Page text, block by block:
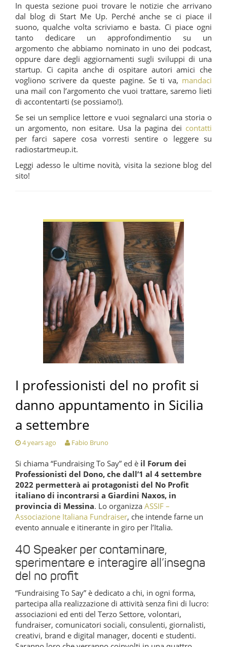
In questa sezione puoi trovare le notizie che arrivano
dal blog di Start Me Up. Perché anche se ci piace il
suono, qualche volta scriviamo e basta. Ci piace ogni
tanto dedicare un approfondimentio su un
argomento che abbiamo nominato in uno dei podcast,
oppure dare degli aggiornamenti sugli sviluppi di una
startup. Ci capita anche di ospitare autori amici che
vogliono scrivere da queste pagine. Se ti va, mandaci
una mail con l’argomento che vuoi trattare, saremo lieti
di accontentarti (se possiamo!).
Se sei un semplice lettore e vuoi segnalarci una storia o
un argomento, non esitare. Usa la pagina dei contatti
per farci sapere cosa vorresti sentire o leggere su
radiostartmeup.it.
Leggi adesso le ultime novità, visita la sezione blog del
sito!
I professionisti del no profit si
danno appuntamento in Sicilia
a settembre
4 years ago Fabio Bruno
Si chiama “Fundraising To Say” ed è il Forum dei
Professionisti del Dono, che dall’1 al 4 settembre
2022 permetterà ai protagonisti del No Profit
italiano di incontrarsi a Giardini Naxos, in
provincia di Messina. Lo organizza ASSIF –
Associazione Italiana Fundraiser, che intende farne un
evento annuale e itinerante in giro per l’Italia.
40 Speaker per contaminare,
sperimentare e interagire all’insegna
del no profit
“Fundraising To Say” è dedicato a chi, in ogni forma,
partecipa alla realizzazione di attività senza fini di lucro:
associazioni ed enti del Terzo Settore, volontari,
fundraiser, comunicatori sociali, consulenti, giornalisti,
creativi, brand e digital manager, docenti e studenti.